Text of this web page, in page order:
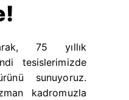
75 yıllık
tesislerimizde
sunuyoruz.
kadromuzla